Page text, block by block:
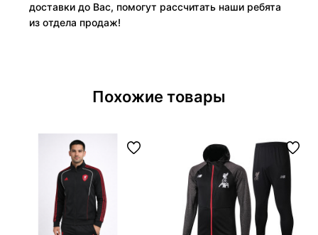
доставки до Вас, помогут рассчитать наши ребята
из отдела продаж!
Похожие товары